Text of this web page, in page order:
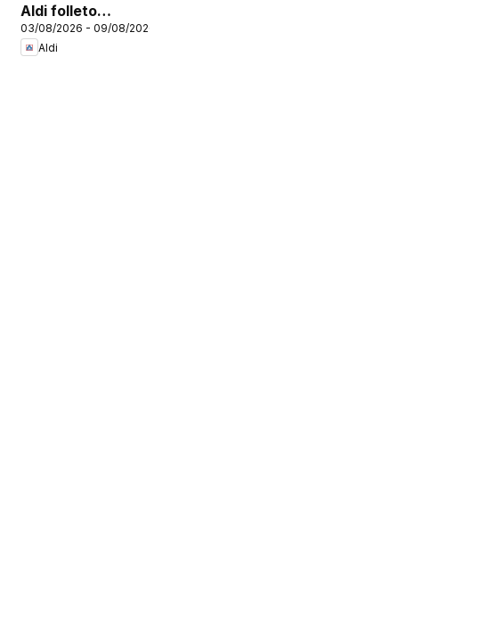
Aldi folleto
Baleares
03/08/2026 - 09/08/2026
Aldi